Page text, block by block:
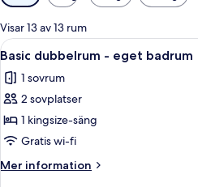
filter
för
rum
Visar 13 av 13 rum
Öppna
alla
foton
för
Basic
dubbelrum
-
eget
4
Basic dubbelrum - eget badrum
1 sovrum
2 sovplatser
1 kingsize-säng
Gratis wi-fi
Mer information
Mer